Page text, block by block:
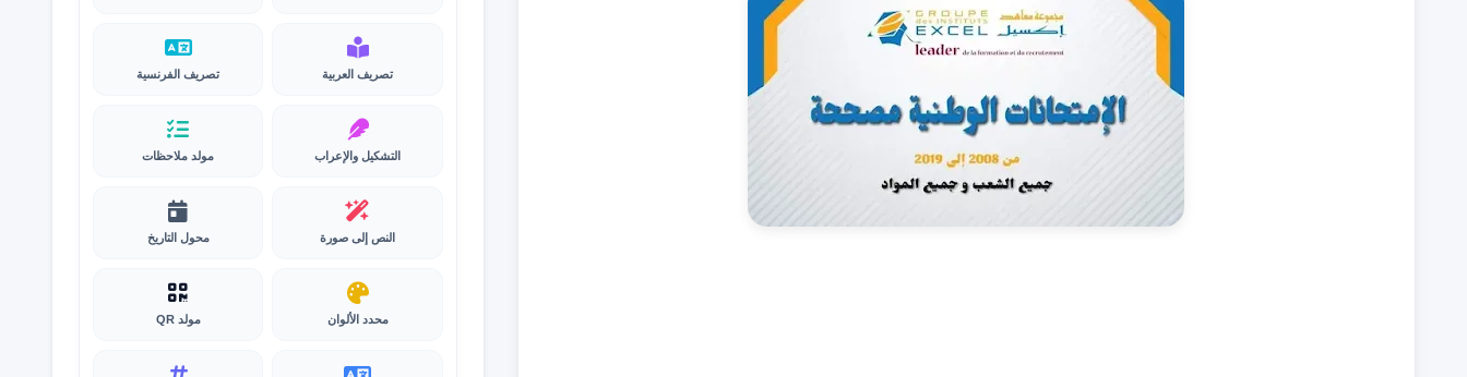
تصريف العربية تصريف الفرنسية
التشكيل والإعراب مولد ملاحظات
النص إلى صورة محول التاريخ
محدد الألوان مولد QR